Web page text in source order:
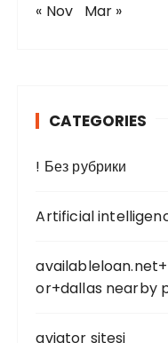
« Nov Mar »
CATEGORIES
! Без рубрики
Artificial
or+dallas nearby
aviator sitesi